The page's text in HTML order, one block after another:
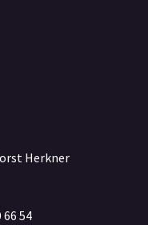
Herkner
54